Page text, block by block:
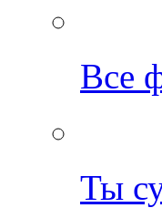
Все
Ты